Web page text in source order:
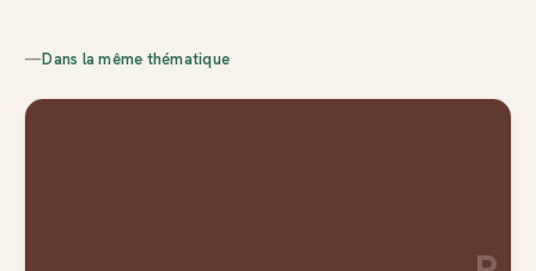
—Dans la même thématique